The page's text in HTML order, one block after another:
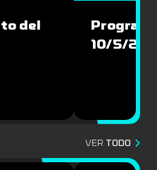
del
10/5/
VER TODO